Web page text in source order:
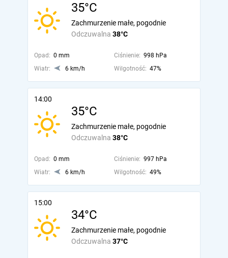
35°C
Odczuwalna 38°C
Zachmurzenie małe, pogodnie
Opad: 0 mm Ciśnienie: 998 hPa
Wiatr:
6 km/h Wilgotność: 47%
14:00
35°C
Odczuwalna 38°C
Zachmurzenie małe, pogodnie
Opad: 0 mm Ciśnienie: 997 hPa
Wiatr:
6 km/h Wilgotność: 49%
15:00
34°C
Odczuwalna 37°C
Zachmurzenie małe, pogodnie